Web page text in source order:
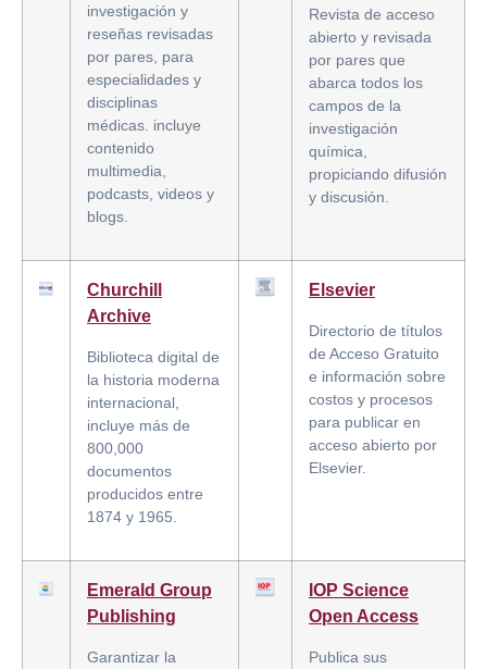
investigación y
reseñas revisadas
por pares, para
especialidades y
disciplinas
médicas. incluye
contenido
multimedia,
podcasts, videos y
blogs.
Revista de acceso
abierto y revisada
por pares que
abarca todos los
campos de la
investigación
química,
propiciando difusión
y discusión.
Churchill
Archive
Biblioteca digital de
la historia moderna
internacional,
incluye más de
800,000
documentos
producidos entre
1874 y 1965.
Elsevier
Directorio de títulos
de Acceso Gratuito
e información sobre
costos y procesos
para publicar en
acceso abierto por
Elsevier.
Emerald Group
Publishing
Garantizar la
IOP Science
Open Access
Publica sus